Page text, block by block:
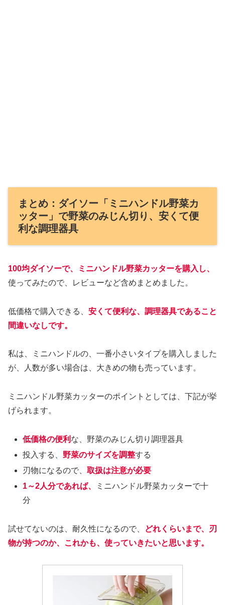
まとめ：ダイソー「ミニハンドル野菜カ
ッター」で野菜のみじん切り、安くて便
利な調理器具
100均ダイソーで、ミニハンドル野菜カッターを購入し、
使ってみたので、レビューなど含めまとめました。
低価格で購入できる、 安くて便利な、調理器具であること
間違いなしです。
私は、ミニハンドルの、一番小さいタイプを購入しました
が、人数が多い場合は、大きめの物も売っています。
ミニハンドル野菜カッターのポイントとしては、下記が挙
げられます。
低価格の便利 な、野菜のみじん切り調理器具
投入する、 野菜のサイズを調整する
刃物になるので、取扱は注意が必要
1～2人分であれば、
ミニハンドル野菜カッターで十
分
試せてないのは、耐久性になるので、
どれくらいまで、刃
物が持つのか、これかも、使っていきたいと思います。